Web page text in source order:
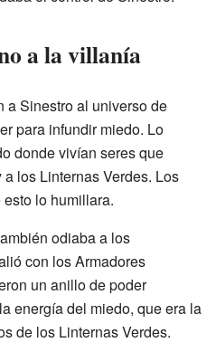
a la villanía
a Sinestro al universo de
para infundir miedo. Lo
donde vivían seres que
los Linternas Verdes. Los
lo humillara.
odiaba a los
con los Armadores
un anillo de poder
energía del miedo, que era la
de los Linternas Verdes.